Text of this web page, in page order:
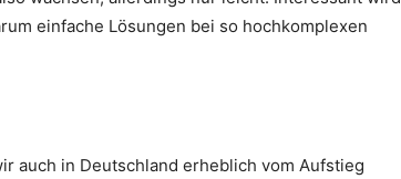
einfache Lösungen bei so hochkomplexen
auch in Deutschland erheblich vom Aufstieg